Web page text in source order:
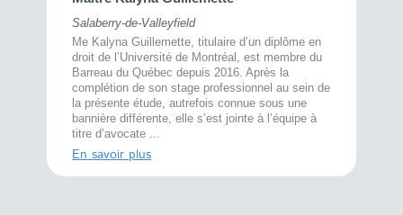
Salaberry-de-Valleyfield
Me Kalyna Guillemette, titulaire d’un diplôme en
droit de l’Université de Montréal, est membre du
Barreau du Québec depuis 2016. Après la
complétion de son stage professionnel au sein de
la présente étude, autrefois connue sous une
bannière différente, elle s’est jointe à l’équipe à
titre d’avocate ...
En savoir plus